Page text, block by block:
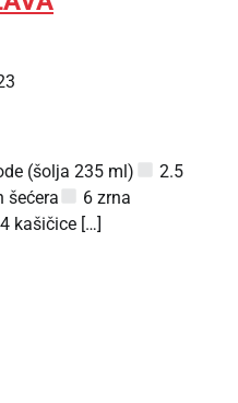
(šolja 235 ml)
2.5
šećera
6 zrna
kašičice […]